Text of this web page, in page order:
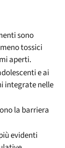
sono
tossici
aperti.
e ai
integrate nelle
la barriera
evidenti